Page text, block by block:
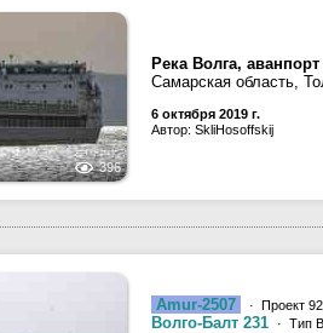
396
Река Волга,
Самарская область,
6 октября 2019 г.
Автор: SkliHosoffskij
Amur-2507 · Проект
Волго-Балт 231 · Тип